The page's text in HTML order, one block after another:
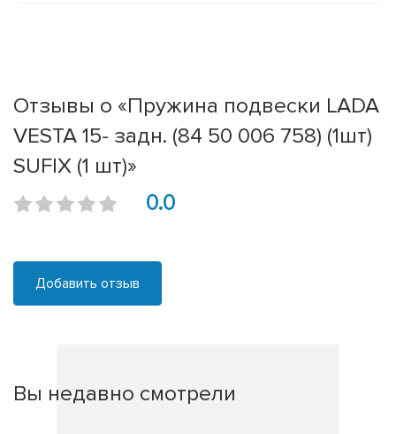
Отзывы о «Пружина подвески LADA
VESTA 15- задн. (84 50 006 758) (1шт)
SUFIX (1 шт)»
0.0
Добавить отзыв
Вы недавно смотрели